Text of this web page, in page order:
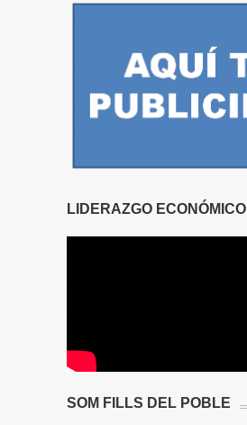
LIDERAZGO ECONÓMICO
SOM FILLS DEL POBLE